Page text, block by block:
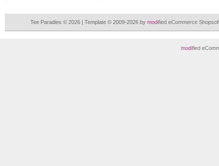
Tee Paradies © 2026 | Template © 2009-2026 by modified eCommerce
modified